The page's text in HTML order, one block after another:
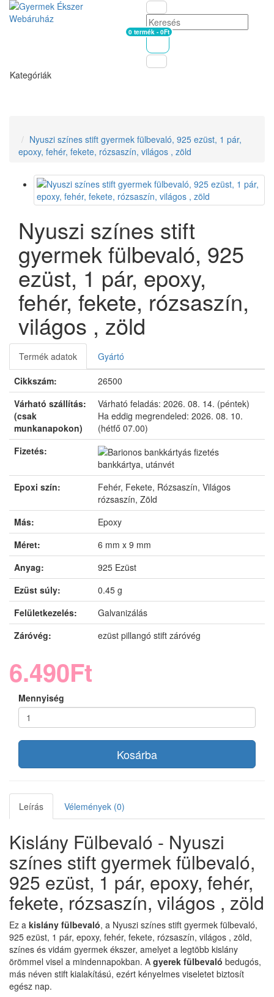
Kosár
0 termék - 0Ft
Kategóriák
Nyuszi színes stift gyermek fülbevaló, 925 ezüst, 1 pár,
epoxy, fehér, fekete, rózsaszín, világos , zöld
Nyuszi színes stift
gyermek fülbevaló, 925
ezüst, 1 pár, epoxy,
fehér, fekete, rózsaszín,
világos , zöld
Termék adatok
Gyártó
Cikkszám:
26500
Várható szállítás:
(csak
munkanapokon)
Várható feladás: 2026. 08. 14. (péntek)
Ha eddig megrendeled: 2026. 08. 10.
(hétfő 07.00)
Fizetés:
bankkártya, utánvét
Epoxi szín:
Fehér, Fekete, Rózsaszín, Világos
rózsaszín, Zöld
Más:
Epoxy
Méret:
6 mm x 9 mm
Anyag:
925 Ezüst
Ezüst súly:
0.45 g
Felületkezelés:
Galvanizálás
Záróvég:
ezüst pillangó stift záróvég
6.490Ft
Mennyiség
Kosárba
Leírás Vélemények (0)
Kislány Fülbevaló - Nyuszi
színes stift gyermek fülbevaló,
925 ezüst, 1 pár, epoxy, fehér,
fekete, rózsaszín, világos , zöld
Ez a kislány fülbevaló, a Nyuszi színes stift gyermek fülbevaló,
925 ezüst, 1 pár, epoxy, fehér, fekete, rózsaszín, világos , zöld,
színes és vidám gyermek ékszer, amelyet a legtöbb kislány
örömmel visel a mindennapokban. A gyerek fülbevaló bedugós,
más néven stift kialakítású, ezért kényelmes viseletet biztosít
egész nap.